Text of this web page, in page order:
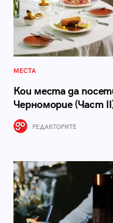
МЕСТА
Кои места да
Черноморие (Част
РЕДАКТОРИТЕ